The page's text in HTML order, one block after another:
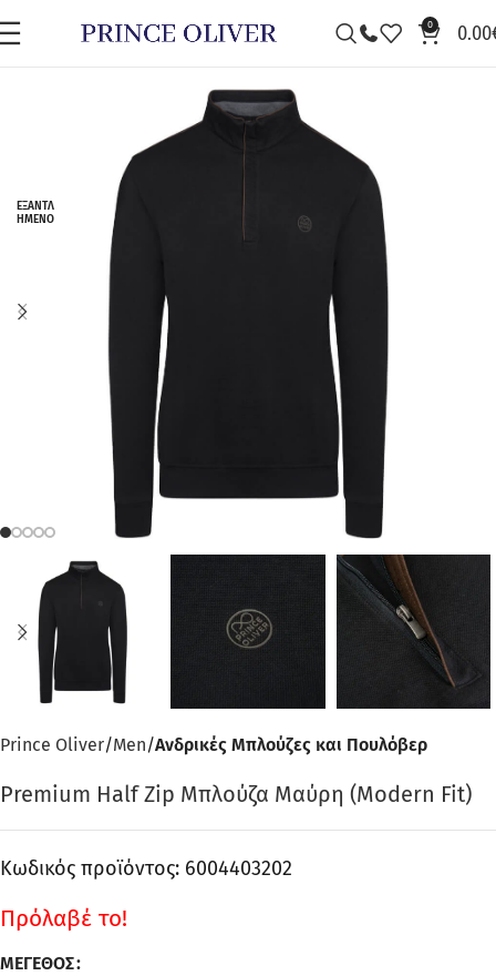
0 0.00
ΕΞΑΝΤΛ
ΗΜΈΝΟ
Prince Oliver Men Ανδρικές Μπλούζες και Πουλόβερ
Premium Half Zip Μπλούζα Μαύρη (Modern Fit)
Κωδικός προϊόντος: 6004403202
Πρόλαβέ το!
ΜΈΓΕΘΟΣ